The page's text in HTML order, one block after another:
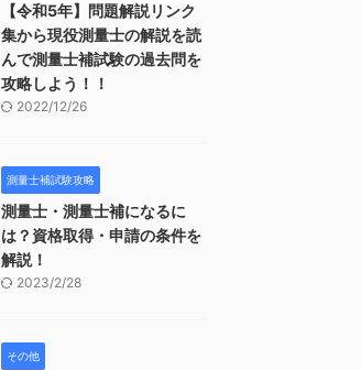
【令和5年】問題解説リンク
集から現役測量士の解説を読
んで測量士補試験の過去問を
攻略しよう！！
2022/12/26
測量士補試験攻略
測量士・測量士補になるに
は？資格取得・申請の条件を
解説！
2023/2/28
その他